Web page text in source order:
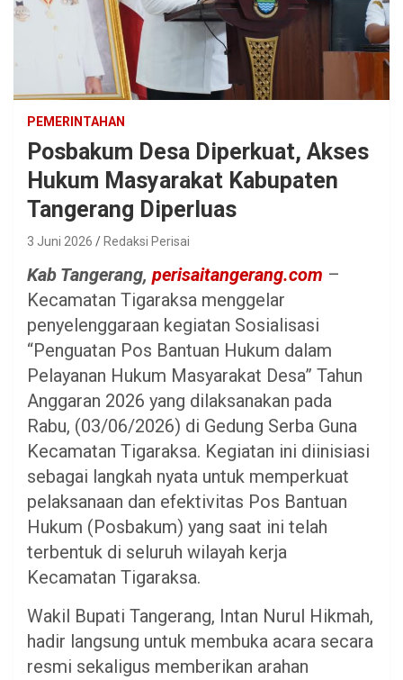
PEMERINTAHAN
Posbakum Desa Diperkuat, Akses
Hukum Masyarakat Kabupaten
Tangerang Diperluas
3 Juni 2026 Redaksi Perisai
Kab Tangerang, perisaitangerang.com –
Kecamatan Tigaraksa menggelar
penyelenggaraan kegiatan Sosialisasi
“Penguatan Pos Bantuan Hukum dalam
Pelayanan Hukum Masyarakat Desa” Tahun
Anggaran 2026 yang dilaksanakan pada
Rabu, (03/06/2026) di Gedung Serba Guna
Kecamatan Tigaraksa. Kegiatan ini diinisiasi
sebagai langkah nyata untuk memperkuat
pelaksanaan dan efektivitas Pos Bantuan
Hukum (Posbakum) yang saat ini telah
terbentuk di seluruh wilayah kerja
Kecamatan Tigaraksa.
Wakil Bupati Tangerang, Intan Nurul Hikmah,
hadir langsung untuk membuka acara secara
resmi sekaligus memberikan arahan